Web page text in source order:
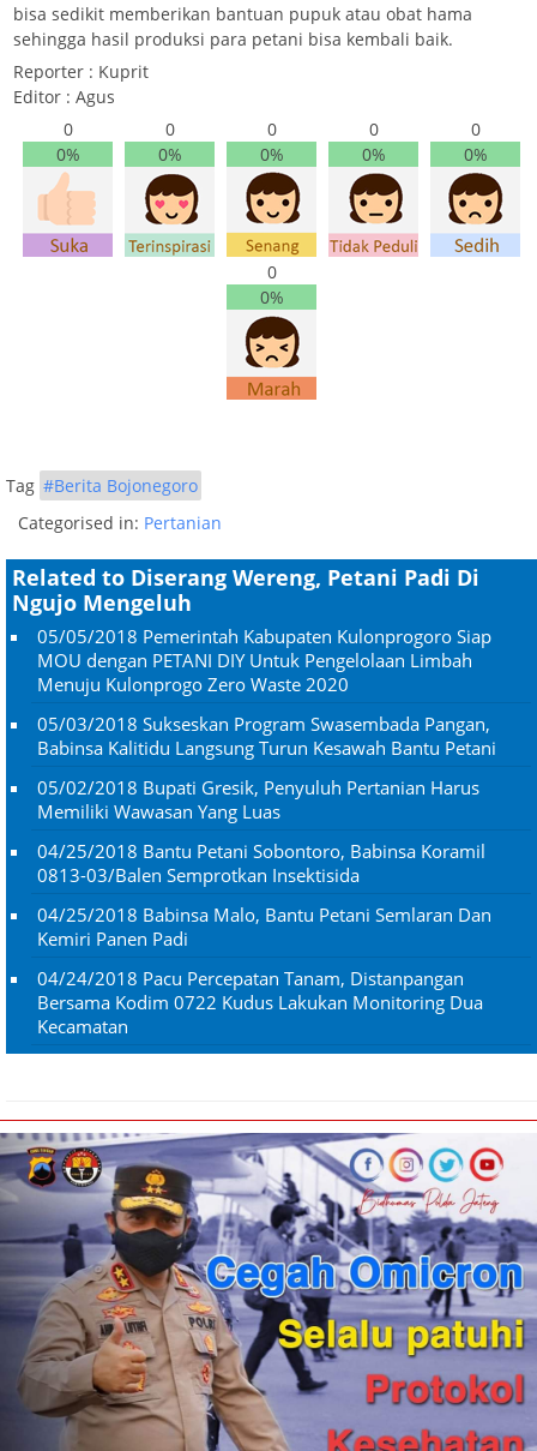
bisa sedikit memberikan bantuan pupuk atau obat hama
sehingga hasil produksi para petani bisa kembali baik.
Reporter : Kuprit
Editor : Agus
0
0%
0
0%
0
0%
0
0%
0
0%
0
0%
Tag #Berita Bojonegoro
Categorised in: Pertanian
Related to Diserang Wereng, Petani Padi Di
Ngujo Mengeluh
05/05/2018 Pemerintah Kabupaten Kulonprogoro Siap
MOU dengan PETANI DIY Untuk Pengelolaan Limbah
Menuju Kulonprogo Zero Waste 2020
05/03/2018 Sukseskan Program Swasembada Pangan,
Babinsa Kalitidu Langsung Turun Kesawah Bantu Petani
05/02/2018 Bupati Gresik, Penyuluh Pertanian Harus
Memiliki Wawasan Yang Luas
04/25/2018 Bantu Petani Sobontoro, Babinsa Koramil
0813-03/Balen Semprotkan Insektisida
04/25/2018 Babinsa Malo, Bantu Petani Semlaran Dan
Kemiri Panen Padi
04/24/2018 Pacu Percepatan Tanam, Distanpangan
Bersama Kodim 0722 Kudus Lakukan Monitoring Dua
Kecamatan